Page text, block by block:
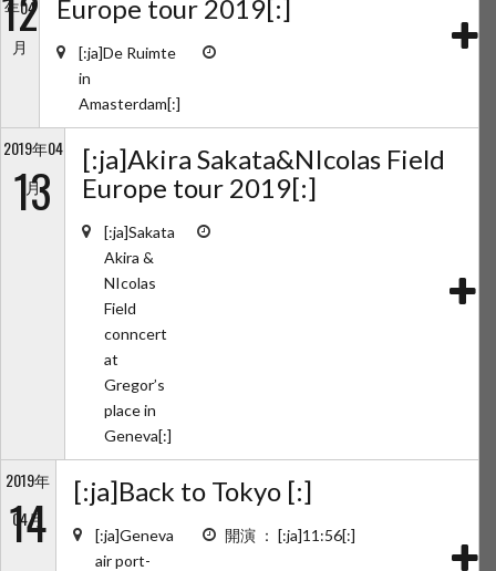
年04
月
Europe tour 2019[:]
[:ja]De Ruimte
in
Amasterdam[:]
2019年04
月
13
[:ja]Akira Sakata&NIcolas Field
Europe tour 2019[:]
[:ja]Sakata
Akira &
NIcolas
Field
conncert
at
Gregor’s
place in
Geneva[:]
2019年
04月
14 [:ja]Back to Tokyo [:]
[:ja]Geneva
air port-
開演 ： [:ja]11:56[:]